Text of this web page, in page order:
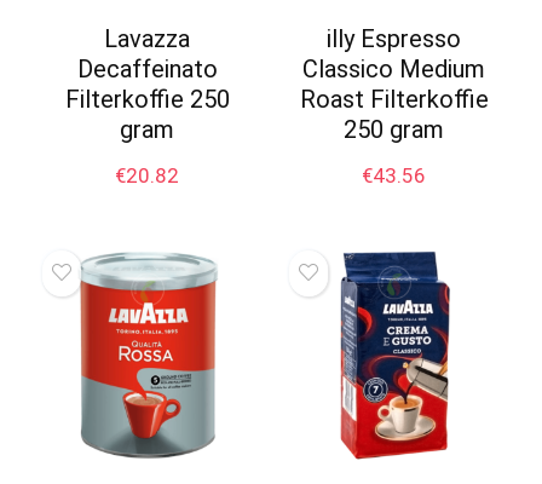
Lavazza
Decaffeinato
Filterkoffie 250
gram
€20.82
illy Espresso
Classico Medium
Roast Filterkoffie
250 gram
€43.56